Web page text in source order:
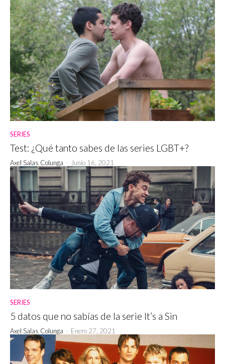
SERIES
Test: ¿Qué tanto sabes de las series LGBT+?
Axel Salas Colunga - Junio 16, 2021
SERIES
5 datos que no sabías de la serie It’s a Sin
Axel Salas Colunga - Enero 27, 2021